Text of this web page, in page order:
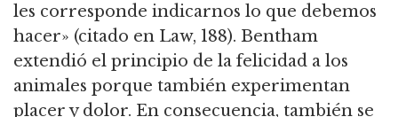
les corresponde indicarnos lo que debemos
hacer» (citado en Law, 188). Bentham
extendió el principio de la felicidad a los
animales porque también experimentan
placer y dolor. En consecuencia, también se